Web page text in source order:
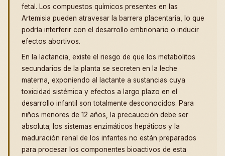
fetal. Los compuestos químicos presentes en las
Artemisia pueden atravesar la barrera placentaria, lo que
podría interferir con el desarrollo embrionario o inducir
efectos abortivos.
En la lactancia, existe el riesgo de que los metabolitos
secundarios de la planta se secreten en la leche
materna, exponiendo al lactante a sustancias cuya
toxicidad sistémica y efectos a largo plazo en el
desarrollo infantil son totalmente desconocidos. Para
niños menores de 12 años, la precaucción debe ser
absoluta; los sistemas enzimáticos hepáticos y la
maduración renal de los infantes no están preparados
para procesar los componentes bioactivos de esta